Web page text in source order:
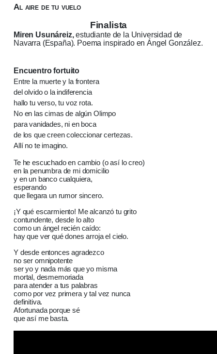
Al aire de tu vuelo
Finalista
Miren Usunáreiz,estudiante de la Universidad de
Navarra (España). Poema inspirado en Ángel González.
Encuentro fortuito
Entre la muerte y la frontera
del olvido o la indiferencia
hallo tu verso, tu voz rota.
No en las cimas de algún Olimpo
para vanidades, ni en boca
de los que creen coleccionar certezas.
Allí no te imagino.
Te he escuchado en cambio (o así lo creo)
en la penumbra de mi domicilio
y en un banco cualquiera,
esperando
que llegara un rumor sincero.
¡Y qué escarmiento! Me alcanzó tu grito
contundente, desde lo alto
como un ángel recién caído:
hay que ver qué dones arroja el cielo.
Y desde entonces agradezco
no ser omnipotente
ser yo y nada más que yo misma
mortal, desmemoriada
para atender a tus palabras
como por vez primera y tal vez nunca
definitiva.
Afortunada porque sé
que así me basta.